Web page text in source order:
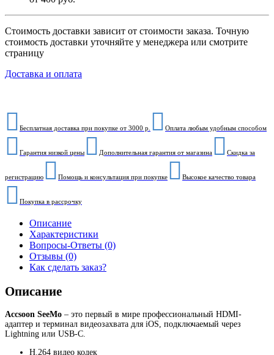
Стоимость доставки зависит от стоимости заказа. Точную
стоимость доставки уточняйте у менеджера или смотрите
страницу
Доставка и оплата
Бесплатная доставка при покупке от 3000 р. Оплата любым удобным способом
Гарантия низкой цены Дополнительная гарантия от магазина Скидка за
регистрацию Помощь и консультация при покупке Высокое качество товара
Покупка в рассрочку
Описание
Характеристики
Вопросы-Ответы (0)
Отзывы (0)
Как сделать заказ?
Описание
Accsoon SeeMo – это первый в мире профессиональный HDMI-
адаптер и терминал видеозахвата для iOS, подключаемый через
Lightning или USB-C.
H.264 видео кодек